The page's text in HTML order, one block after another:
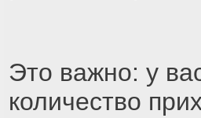
Это важно: у
количество